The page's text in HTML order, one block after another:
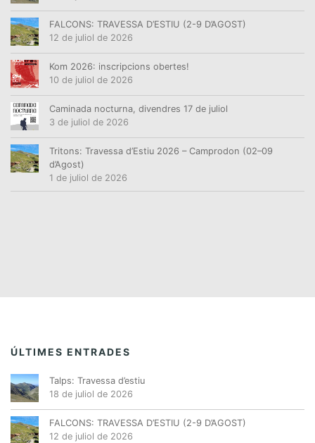
FALCONS: TRAVESSA D’ESTIU (2-9 D’AGOST)
12 de juliol de 2026
Kom 2026: inscripcions obertes!
10 de juliol de 2026
Caminada nocturna, divendres 17 de juliol
3 de juliol de 2026
Tritons: Travessa d’Estiu 2026 – Camprodon (02–09
d’Agost)
1 de juliol de 2026
ÚLTIMES ENTRADES
Talps: Travessa d’estiu
18 de juliol de 2026
FALCONS: TRAVESSA D’ESTIU (2-9 D’AGOST)
12 de juliol de 2026